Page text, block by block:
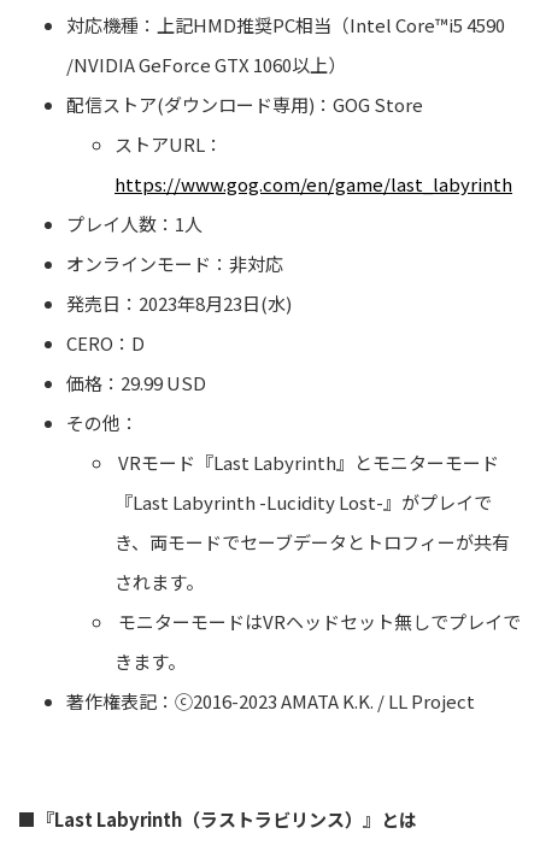
対応機種：上記HMD推奨PC相当（Intel Core™i5 4590
/NVIDIA GeForce GTX 1060以上）
配信ストア(ダウンロード専用)：GOG Store
ストアURL：
https://www.gog.com/en/game/last_labyrinth
プレイ人数：1人
オンラインモード：非対応
発売日：2023年8月23日(水)
CERO：D
価格：29.99 USD
その他：
VRモード『Last Labyrinth』とモニターモード
『Last Labyrinth -Lucidity Lost-』がプレイで
き、両モードでセーブデータとトロフィーが共有
されます。
モニターモードはVRヘッドセット無しでプレイで
きます。
著作権表記：ⓒ2016-2023 AMATA K.K. / LL Project
■ 『Last Labyrinth（ラストラビリンス）』とは